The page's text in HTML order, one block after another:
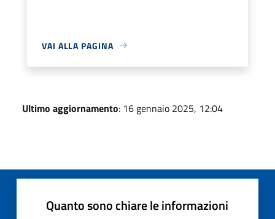
VAI ALLA PAGINA
Ultimo aggiornamento: 16 gennaio 2025, 12:04
Quanto sono chiare le informazioni